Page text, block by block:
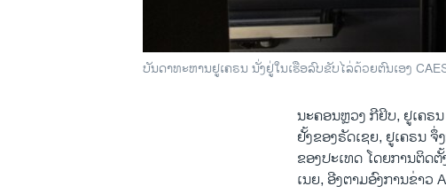
ບັນດາ​ທະຫານ​ຢູ​ເຄຣນ ນັ່ງ​ຢູ່​ໃນ​ເຮືອ​ລົບ​ຂັບ​ໄລ່​ດ້ວຍ​ຕົນ​ເອງ
ນະຄອນຫຼວງ ກີຢິບ, ຢູເຄຣ
ຢັ້ງ​ຂອງ​ຣັດ​ເຊຍ, ຢູ​ເຄຣນ
ຂອງປະເທດ ໂດຍການຕິດ
ເນຍ, ອີງຕາມອົງການຂ່າວ